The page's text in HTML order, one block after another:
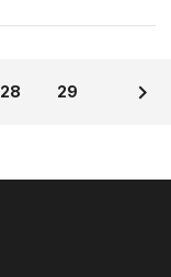
28 29